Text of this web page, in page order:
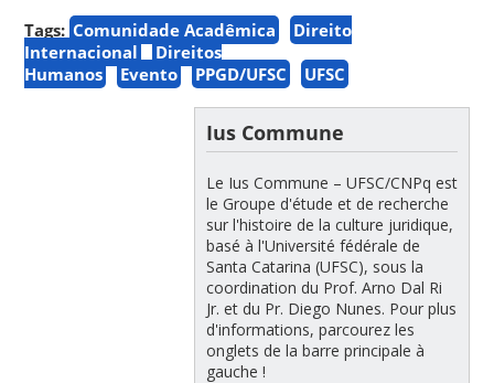
Tags: Comunidade Acadêmica
Direito
Internacional
Direitos
Humanos
Evento PPGD/UFSC UFSC
Ius Commune
Le Ius Commune – UFSC/CNPq est
le Groupe d'étude et de recherche
sur l'histoire de la culture juridique,
basé à l'Université fédérale de
Santa Catarina (UFSC), sous la
coordination du Prof. Arno Dal Ri
Jr. et du Pr. Diego Nunes. Pour plus
d'informations, parcourez les
onglets de la barre principale à
gauche !